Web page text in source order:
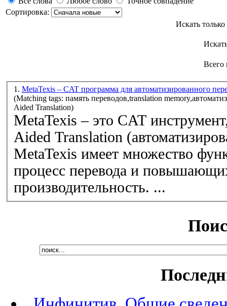
Сортировка:
Искать
Всего
1. MetaTexis – CAT программа для автоматизированного
(Matching tags: память переводов,translation
Aided Translation)
MetaTexis – это CAT
Aided Translation
MetaTexis имеет множество
процесс перевода и
производительность. ...